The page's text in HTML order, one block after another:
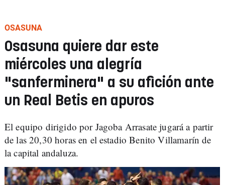
OSASUNA
Osasuna quiere dar este
miércoles una alegría
"sanferminera" a su afición ante
un Real Betis en apuros
El equipo dirigido por Jagoba Arrasate jugará a partir
de las 20,30 horas en el estadio Benito Villamarín de
la capital andaluza.